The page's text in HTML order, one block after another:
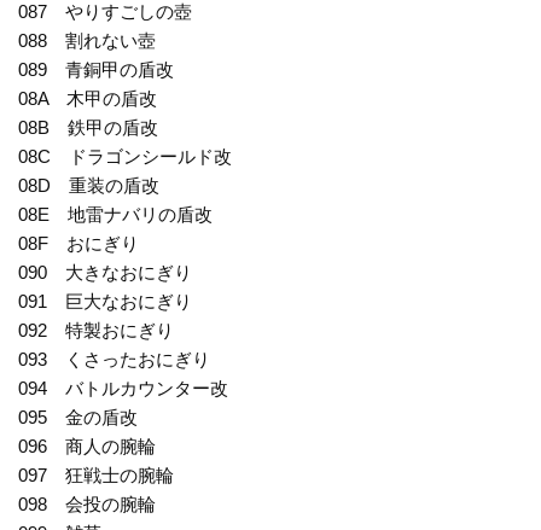
087 やりすごしの壺
088 割れない壺
089 青銅甲の盾改
08A 木甲の盾改
08B 鉄甲の盾改
08C ドラゴンシールド改
08D 重装の盾改
08E 地雷ナバリの盾改
08F おにぎり
090 大きなおにぎり
091 巨大なおにぎり
092 特製おにぎり
093 くさったおにぎり
094 バトルカウンター改
095 金の盾改
096 商人の腕輪
097 狂戦士の腕輪
098 会投の腕輪